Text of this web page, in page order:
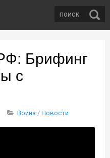
Брифинг
с
Война / Новости